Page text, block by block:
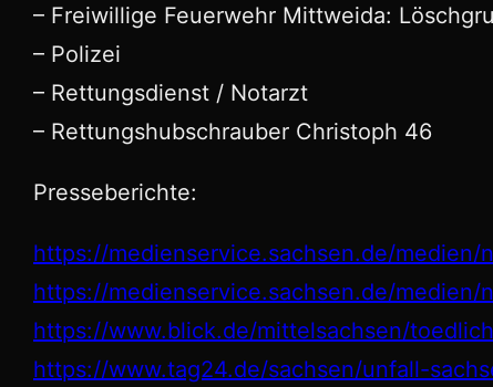
– Freiwillige Feuerwehr Mittweida:
– Polizei
– Rettungsdienst / Notarzt
– Rettungshubschrauber Christoph 46
Presseberichte:
https://medienservice.sachsen.de/medien/
https://medienservice.sachsen.de/medien/
https://www.blick.de/mittelsachsen/
https://www.tag24.de/sachsen/unfall-